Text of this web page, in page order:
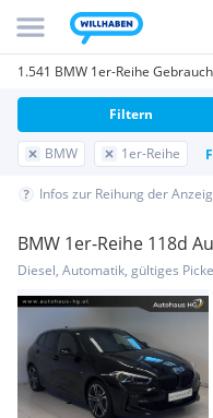
1.541 BMW 1er-Reihe
BMW 1er-Reihe
Filtern
Infos zur Reihung der
BMW 1er-Reihe 118d
Sportpaket*1.BESITZ*
Diesel, Automatik, gültiges